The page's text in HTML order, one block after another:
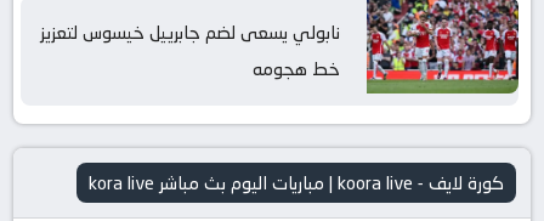
نابولي يسعى لضم جابرييل خيسوس لتعزيز
خط هجومه
كورة لايف - koora live | مباريات اليوم بث مباشر kora live